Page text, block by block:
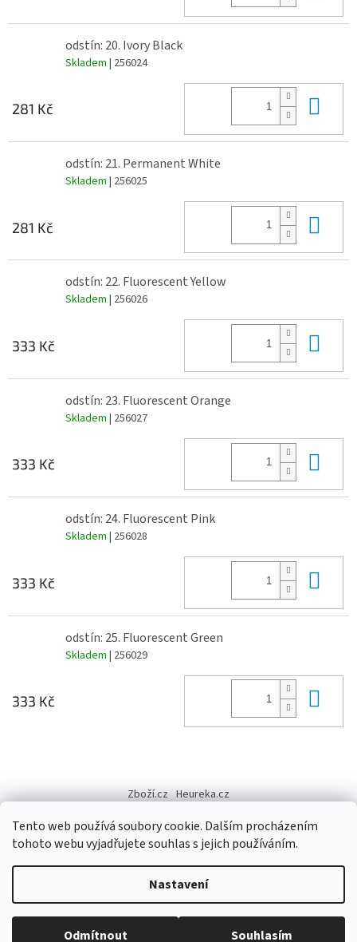
Tento web používá soubory cookie. Dalším procházením
tohoto webu vyjadřujete souhlas s jejich používáním.
Nastavení
Odmítnout Souhlasím
odstín: 20. Ivory Black
Skladem | 256024
281 Kč
odstín: 21. Permanent White
Skladem | 256025
281 Kč
odstín: 22. Fluorescent Yellow
Skladem | 256026
333 Kč
odstín: 23. Fluorescent Orange
Skladem | 256027
333 Kč
odstín: 24. Fluorescent Pink
Skladem | 256028
333 Kč
odstín: 25. Fluorescent Green
Skladem | 256029
333 Kč
p
Zboží.cz Heureka.cz
Copyright 2026Výtvarné potřeby - hedvábí.cz. Všechna práva
vyhrazena.
Upravit nastavení cookies